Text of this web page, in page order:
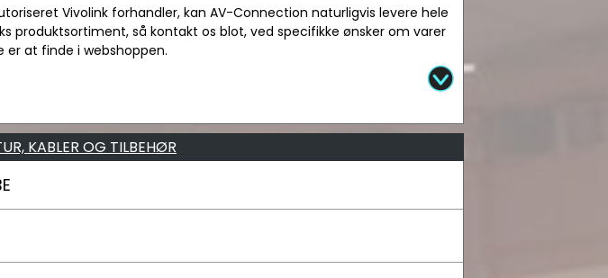
Vivolink forhandler, kan AV-Connection naturligvis levere hele
produktsortiment, så kontakt os blot, ved specifikke ønsker om varer
er at finde i webshoppen.
KABLER OG TILBEHØR